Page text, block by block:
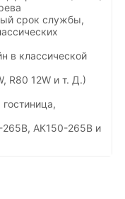
срок службы,
в классической
R80 12W и т. Д.)
265В, АК150-265В и